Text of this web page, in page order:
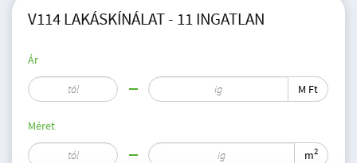
V114 LAKÁSKÍNÁLAT - 11 INGATLAN
Ár
M Ft
Méret
m2